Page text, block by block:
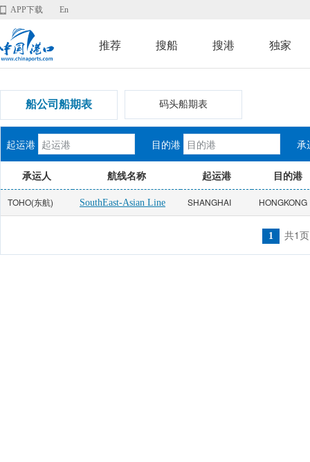
APP下载 En
推荐 搜船 搜港 独家
船公司船期表 码头船期表
起运港 目的港 承
承运人 航线名称 起运港 目的港
TOHO(东航) SouthEast-Asian Line SHANGHAI HONGKONG
1 共1